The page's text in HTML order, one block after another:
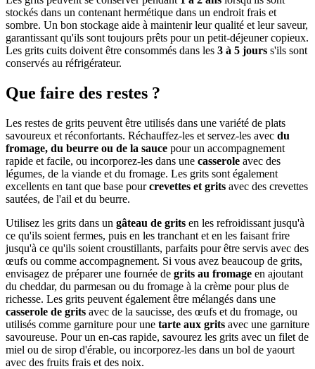
stockés dans un contenant hermétique dans un endroit frais et
sombre. Un bon stockage aide à maintenir leur qualité et leur saveur,
garantissant qu'ils sont toujours prêts pour un petit-déjeuner copieux.
Les grits cuits doivent être consommés dans les 3 à 5 jours s'ils sont
conservés au réfrigérateur.
Que faire des restes ?
Les restes de grits peuvent être utilisés dans une variété de plats
savoureux et réconfortants. Réchauffez-les et servez-les avec du
fromage, du beurre ou de la sauce pour un accompagnement
rapide et facile, ou incorporez-les dans une casserole avec des
légumes, de la viande et du fromage. Les grits sont également
excellents en tant que base pourcrevettes et grits avec des crevettes
sautées, de l'ail et du beurre.
Utilisez les grits dans un gâteau de grits en les refroidissant jusqu'à
ce qu'ils soient fermes, puis en les tranchant et en les faisant frire
jusqu'à ce qu'ils soient croustillants, parfaits pour être servis avec des
œufs ou comme accompagnement. Si vous avez beaucoup de grits,
envisagez de préparer une fournée de grits au fromage en ajoutant
du cheddar, du parmesan ou du fromage à la crème pour plus de
richesse. Les grits peuvent également être mélangés dans une
casserole de grits avec de la saucisse, des œufs et du fromage, ou
utilisés comme garniture pour une tarte aux grits avec une garniture
savoureuse. Pour un en-cas rapide, savourez les grits avec un filet de
miel ou de sirop d'érable, ou incorporez-les dans un bol de yaourt
avec des fruits frais et des noix.